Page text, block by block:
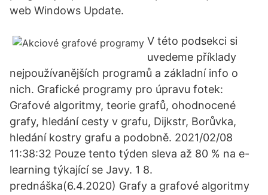
web Windows Update.
V této podsekci si
uvedeme příklady
nejpoužívanějších programů a základní info o
nich. Grafické programy pro úpravu fotek:
Grafové algoritmy, teorie grafů, ohodnocené
grafy, hledání cesty v grafu, Dijkstr, Borůvka,
hledání kostry grafu a podobně. 2021/02/08
11:38:32 Pouze tento týden sleva až 80 % na e-
learning týkající se Javy. 1 8.
prednáška(6.4.2020) Grafy a grafové algoritmy